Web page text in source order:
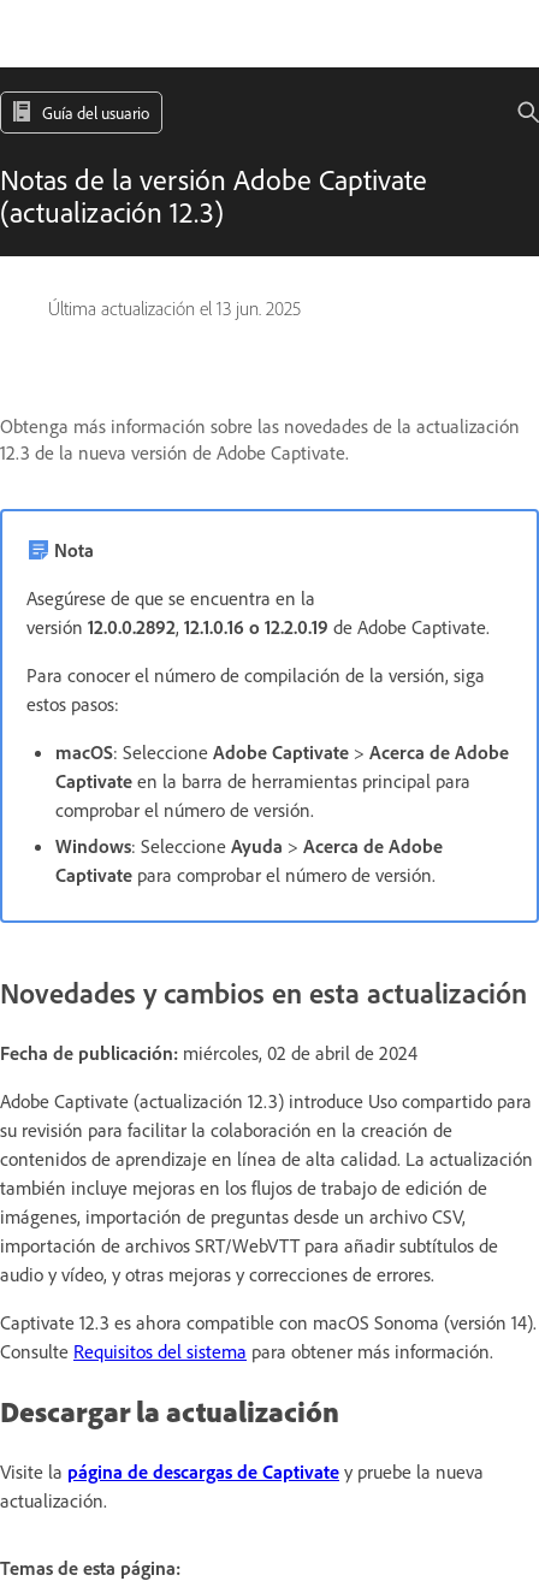
Guía del usuario
Notas de la versión Adobe Captivate
(actualización 12.3)
Última actualización el 13 jun. 2025
Obtenga más información sobre las novedades de la actualización
12.3 de la nueva versión de Adobe Captivate.
Nota
Asegúrese de que se encuentra en la
versión 12.0.0.2892, 12.1.0.16 o 12.2.0.19 de Adobe Captivate.
Para conocer el número de compilación de la versión, siga
estos pasos:
macOS: Seleccione Adobe Captivate > Acerca de Adobe
Captivate en la barra de herramientas principal para
comprobar el número de versión.
Windows: Seleccione Ayuda > Acerca de Adobe
Captivate para comprobar el número de versión.
Novedades y cambios en esta actualización
Fecha de publicación: miércoles, 02 de abril de 2024
Adobe Captivate (actualización 12.3) introduce Uso compartido para
su revisión para facilitar la colaboración en la creación de
contenidos de aprendizaje en línea de alta calidad. La actualización
también incluye mejoras en los flujos de trabajo de edición de
imágenes, importación de preguntas desde un archivo CSV,
importación de archivos SRT/WebVTT para añadir subtítulos de
audio y vídeo, y otras mejoras y correcciones de errores.
Captivate 12.3 es ahora compatible con macOS Sonoma (versión 14).
Consulte Requisitos del sistema para obtener más información.
Descargar la actualización
Visite la página de descargas de Captivate y pruebe la nueva
actualización.
Temas de esta página: